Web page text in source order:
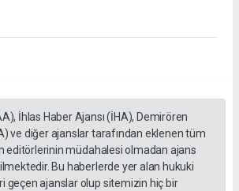
İhlas Haber Ajansı (İHA), Demirören
ve diğer ajanslar tarafından eklenen tüm
editörlerinin müdahalesi olmadan ajans
Bu haberlerde yer alan hukuki
geçen ajanslar olup sitemizin hiç bir